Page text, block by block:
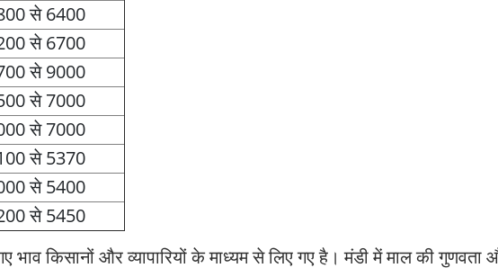
से 6400
से 6700
से 9000
से 7000
से 7000
से 5370
से 5400
से 5450
भाव किसानों और व्यापारियों के माध्यम से लिए गए है। मंडी में माल की गुणवता